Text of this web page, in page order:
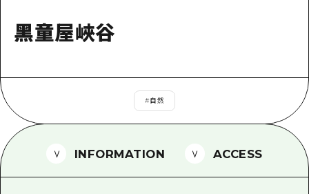
標準
治癒
短途旅行
1晚2天
2晚3天
愛媛
超值遊覽門票
廣島免費 Wi-Fi
黑童屋峽谷
#自然
INFORMATION ACCESS